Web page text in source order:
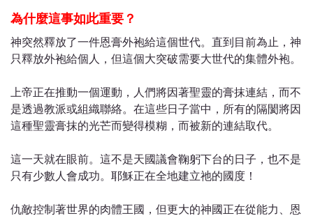
為什麼這事如此重要？
神突然釋放了一件恩膏外袍給這個世代。直到目前為止，神
只釋放外袍給個人，但這個大突破需要大世代的集體外袍。
上帝正在推動一個運動，人們將因著聖靈的膏抹連結，而不
是透過教派或組織聯絡。在這些日子當中，所有的隔閡將因
這種聖靈膏抹的光芒而變得模糊，而被新的連結取代。
這一天就在眼前。這不是天國議會鞠躬下台的日子，也不是
只有少數人會成功。耶穌正在全地建立祂的國度！
仇敵控制著世界的肉體王國，但更大的神國正在從能力、恩